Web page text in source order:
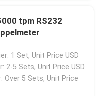
tpm RS232
1 Set, Unit Price USD
2-5 Sets, Unit Price USD
Over 5 Sets, Unit Price